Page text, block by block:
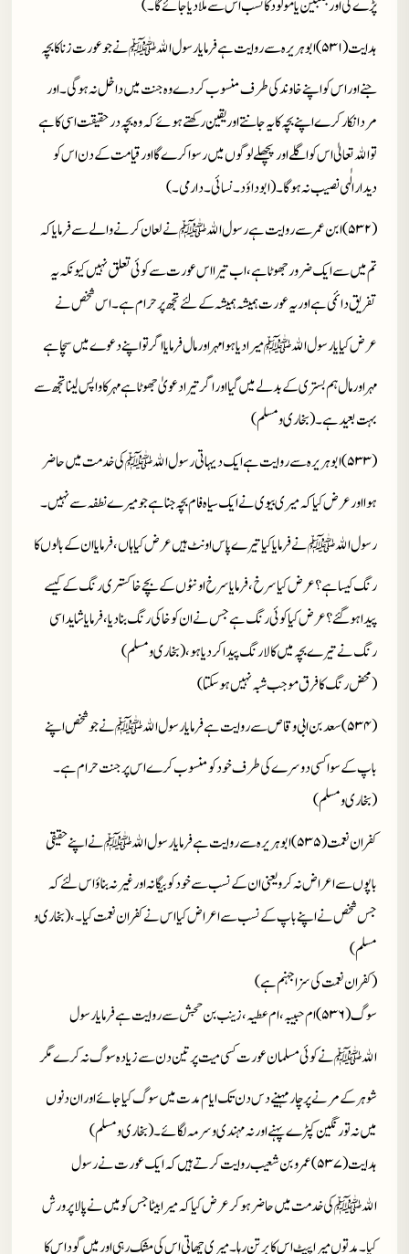
پڑے گی اور جنبین یا مولود کا نسب اس سے ملادیا جائے گا۔)
ہدایت(۵۳۱)ابوہریرہ سے روایت ہے فرمایا رسول الله
ﷺنے جو عورت زنا کا بچہ
جنے اور اس کو اپنے خاوند کی طرف منسوب کردے وہ جنت میں داخل نہ ہوگی۔ اور
مرد انکار کرے اپنے بچہ کا یہ جانتے اور یقین رکھتے ہوئے کہ وہ بچہ درحقیقت اسی کا ہے
تو الله تعالیٰ اس کو اگلے اور پچھلے لوگوں میں رسوا کرے گا اور قیامت کے دن اس کو
دیدار الٰہی نصیب نہ ہوگا۔ (ابوداؤد۔ نسائی۔ دارمی۔)
(۵۳۲)ابن عمر سے روایت ہے رسول الله
ﷺنے لعان کرنے والے سے فرمایا کہ
تم میں سے ایک ضرور جھوٹا ہے،اب تیرا اس عورت سے کوئی تعلق نہیں کیونکہ یہ
تفریق دائمی ہے اور یہ عورت ہمیشہ ہمیشہ کے لئے تجھ پر حرام ہے۔ اس شخص نے
عرض کیا یارسول اللهﷺمیرا دیا ہوا مہر اورمال فرمایا اگر تو اپنے دعوے میں سچا ہے
مہر اور مال ہم بستری کے بدلے میں گیا اور اگر تیرا دعویٰ جھوٹا ہے مہر کا واپس لینا تجھ سے
بہت بعید ہے۔ (بخاری و مسلم)
(۵۳۳)ابوہریرہ سے روایت ہے ایک دیہاتی رسول الله
ﷺکی خدمت میں حاضر
ہوا اور عرض کیا کہ میری بیوی نے ایک سیاہ فام بچہ جنا ہے جو میرے نطفہ سے نہیں۔
رسول اللهﷺنے فرمایا کیا تیرے پاس اونٹ ہیں عرض کیا ہاں، فرمایا ان کے بالوں کا
رنگ کیسا ہے؟ عرض کیا سرخ، فرمایا سرخ اونٹوں کے بچے خاکستری رنگ کے کیسے
پیدا ہوگئے؟ عرض کیا کوئی رنگ ہے جس نے ان کو خاکی رنگ بنادیا، فرمایا شاید اسی
رنگ نے تیرے بچہ میں کالا رنگ پیدا کردیا ہو، (بخاری و مسلم)
(محض رنگ کا فرق موجب شبہ نہیں ہوسکتا)
(۵۳۴)سعد بن ابی وقاص سے روایت ہے فرمایا رسول الله
ﷺنے جو شخص اپنے
باپ کے سوا کسی دوسرے کی طرف خود کو منسوب کرے اس پر جنت حرام ہے۔
(بخاری و مسلم)
کفران نعمت(۵۳۵)ابوہریرہ سے روایت ہے فرمایا رسول الله
ﷺنے اپنے حقیقی
باپوں سے اعراض نہ کرو یعنی ان کے نسب سے خود کو بیگانہ اور غیر نہ بناؤ اس لئے کہ
جس شخص نے اپنے باپ کے نسب سے اعراض کیا اس نے کفران نعمت کیا۔، (بخاری و
مسلم)
(کفران نعمت کی سزا جہنم ہے)
سوگ(۵۳۶)ام حبیبہ ، ام عطیہ ، زینب بن حجش سے روایت ہے فرمایا رسول
اللهﷺنے کوئی مسلمان عورت کسی میت پر تین دن سے زیادہ سوگ نہ کرے مگر
شوہر کے مرنے پر چار مہینے دس دن تک ایام مدت میں سوگ کیاجائے اور ان دنوں
میں نہ تو رنگین کپڑے پہنے اور نہ مہندی و سرمہ لگائے۔ (بخاری و مسلم)
ہدایت(۵۳۷)عمرو بن شعیب روایت کرتے ہیں کہ ایک عورت نے رسول
اللهﷺکی خدمت میں حاضر ہو کر عرض کیا کہ میرا بیٹا جس کو میں نے پالا پرورش
کیا۔ مدتوں میرا پیٹ اس کا برتن رہا۔ میری چھاتی اس کی مشک رہی اور میں گود اس کا